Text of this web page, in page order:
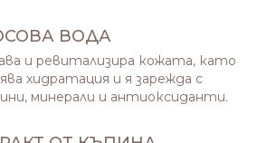
ВОДА
и ревитализира кожата, като
хидратация и я зарежда с
минерали и антиоксиданти.